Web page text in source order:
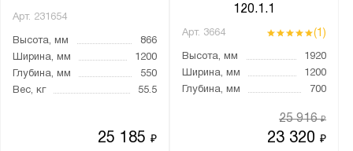
Арт. 231654
Высота, мм
866
Ширина, мм
1200
Глубина, мм
550
Вес, кг
55.5
25 185₽
120.1.1
Арт. 3664 (1)
Высота, мм
1920
Ширина, мм
1200
Глубина, мм
700
23 320₽
25 916₽
41А.РДВ